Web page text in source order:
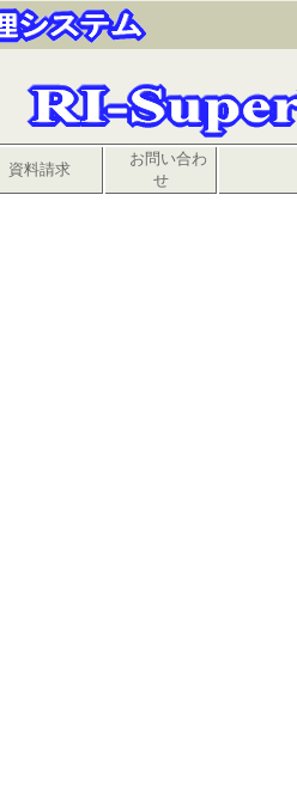
資料請求
お問い合わ
せ